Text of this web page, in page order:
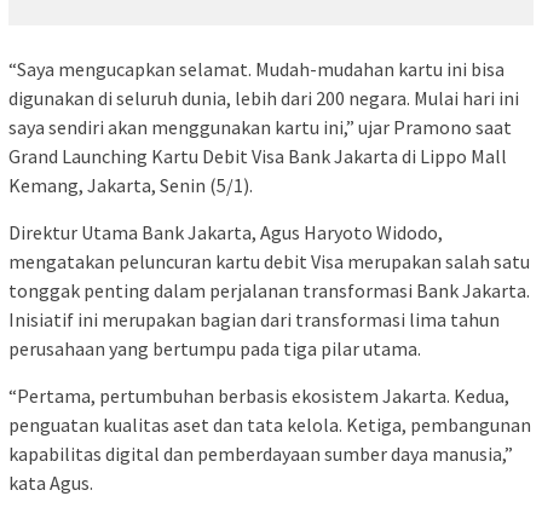
“Saya mengucapkan selamat. Mudah-mudahan kartu ini bisa
digunakan di seluruh dunia, lebih dari 200 negara. Mulai hari ini
saya sendiri akan menggunakan kartu ini,” ujar Pramono saat
Grand Launching Kartu Debit Visa Bank Jakarta di Lippo Mall
Kemang, Jakarta, Senin (5/1).
Direktur Utama Bank Jakarta, Agus Haryoto Widodo,
mengatakan peluncuran kartu debit Visa merupakan salah satu
tonggak penting dalam perjalanan transformasi Bank Jakarta.
Inisiatif ini merupakan bagian dari transformasi lima tahun
perusahaan yang bertumpu pada tiga pilar utama.
“Pertama, pertumbuhan berbasis ekosistem Jakarta. Kedua,
penguatan kualitas aset dan tata kelola. Ketiga, pembangunan
kapabilitas digital dan pemberdayaan sumber daya manusia,”
kata Agus.